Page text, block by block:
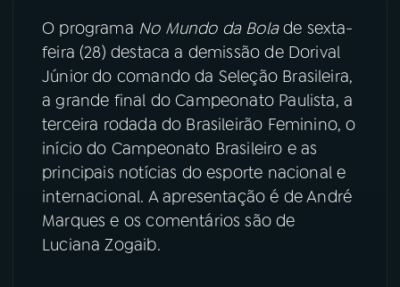
08FESTIVAL DE MÚSICA
YouTube Facebook
Instagram X
TikTok
O programa No Mundo da Bolade sexta-
feira (28) destaca a demissão de Dorival
Júnior do comando da Seleção Brasileira,
a grande final do Campeonato Paulista, a
terceira rodada do Brasileirão Feminino, o
início do Campeonato Brasileiro e as
principais notícias do esporte nacional e
internacional. A apresentação é de André
Marques e os comentários são de
Luciana Zogaib.